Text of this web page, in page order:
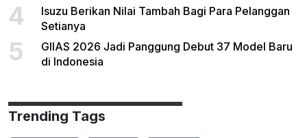
4
Isuzu Berikan Nilai Tambah Bagi Para Pelanggan
Setianya
5
GIIAS 2026 Jadi Panggung Debut 37 Model Baru
di Indonesia
Trending Tags